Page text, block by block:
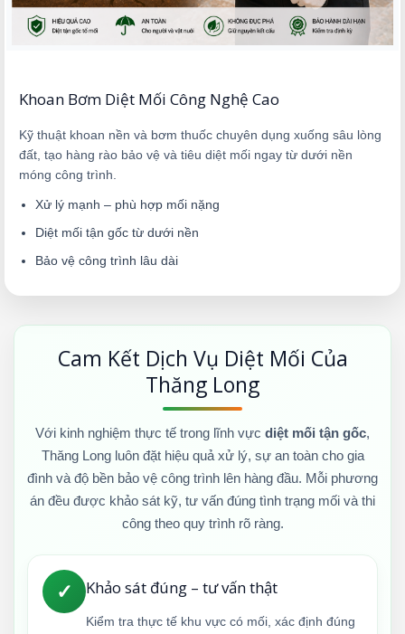
Khoan Bơm Diệt Mối Công Nghệ Cao
Kỹ thuật khoan nền và bơm thuốc chuyên dụng xuống sâu lòng
đất, tạo hàng rào bảo vệ và tiêu diệt mối ngay từ dưới nền
móng công trình.
Xử lý mạnh – phù hợp mối nặng
Diệt mối tận gốc từ dưới nền
Bảo vệ công trình lâu dài
Cam Kết Dịch Vụ Diệt Mối Của
Thăng Long
Với kinh nghiệm thực tế trong lĩnh vực diệt mối tận gốc,
Thăng Long luôn đặt hiệu quả xử lý, sự an toàn cho gia
đình và độ bền bảo vệ công trình lên hàng đầu. Mỗi phương
án đều được khảo sát kỹ, tư vấn đúng tình trạng mối và thi
công theo quy trình rõ ràng.
✓ Khảo sát đúng – tư vấn thật
Kiểm tra thực tế khu vực có mối, xác định đúng